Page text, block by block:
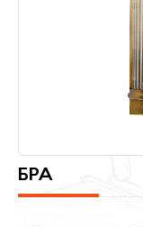
БРА